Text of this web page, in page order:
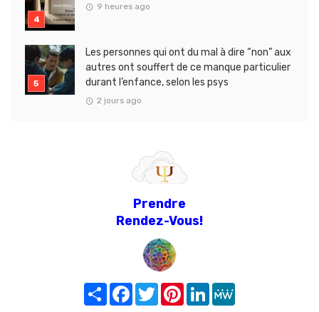
9 heures ago
Les personnes qui ont du mal à dire “non” aux
autres ont souffert de ce manque particulier
durant l’enfance, selon les psys
2 jours ago
Prendre
Rendez-Vous!
Share FacebookTwitterPinterest
LinkedIn